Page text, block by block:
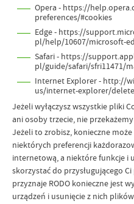
Opera - https://
preferences/#cookies
Edge - https://
pl/help/10607/microsoft-
Safari - https://
pl/guide/safari/sfri11471/
Internet Explorer - http://
us/internet-explorer/
Jeżeli wyłączysz wszystkie pliki
ani osoby trzecie, nie
Jeżeli to zrobisz, konieczne
niektórych preferencji
internetową, a niektóre funkcje i
skorzystać do przysługującego
przyznaje RODO konieczne jest
urządzeń i usunięcie z nich